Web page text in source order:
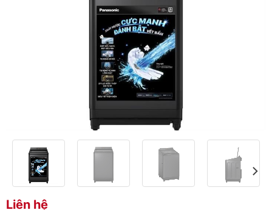
Liên hệ